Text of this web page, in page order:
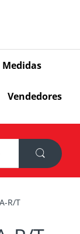
Medidas
Vendedores
R/T